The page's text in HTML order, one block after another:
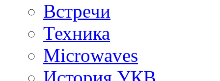
Встречи
Техника
Microwaves